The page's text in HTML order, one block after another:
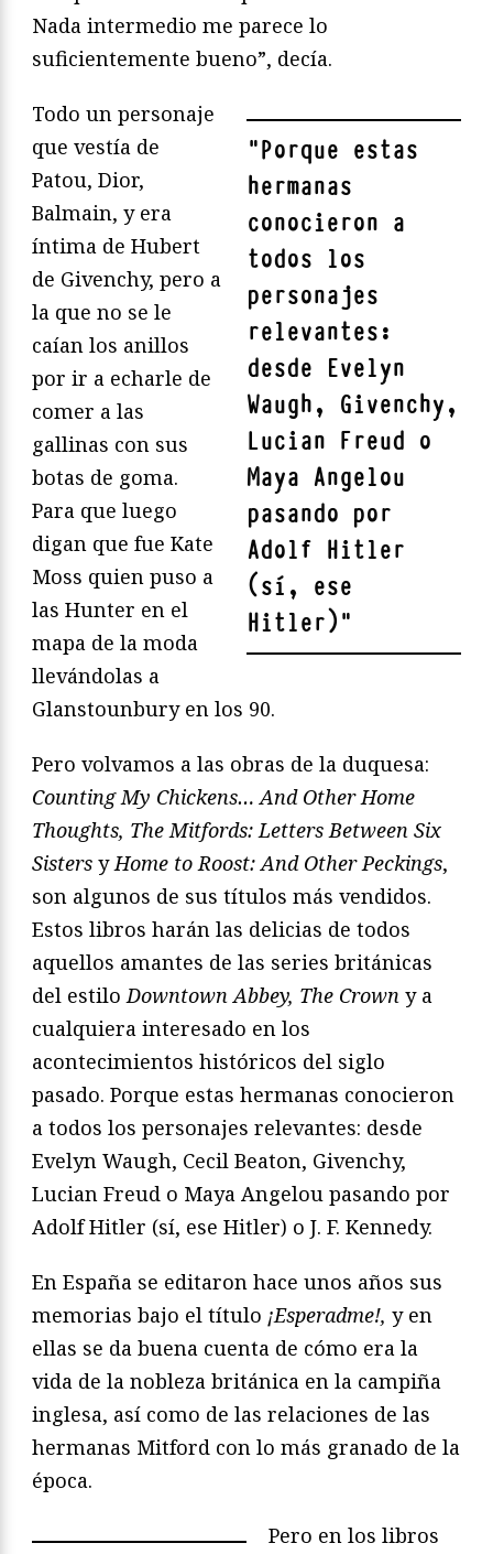
Nada intermedio me parece lo
suficientemente bueno”, decía.
"Porque estas
hermanas
conocieron a
todos los
personajes
relevantes:
desde Evelyn
Waugh, Givenchy,
Lucian Freud o
Maya Angelou
pasando por
Adolf Hitler
(sí, ese
Hitler)"
Todo un personaje
que vestía de
Patou, Dior,
Balmain, y era
íntima de Hubert
de Givenchy, pero a
la que no se le
caían los anillos
por ir a echarle de
comer a las
gallinas con sus
botas de goma.
Para que luego
digan que fue Kate
Moss quien puso a
las Hunter en el
mapa de la moda
llevándolas a
Glanstounbury en los 90.
Pero volvamos a las obras de la duquesa:
Counting My Chickens… And Other Home
Thoughts, The Mitfords: Letters Between Six
Sisters yHome to Roost: And Other Peckings,
son algunos de sus títulos más vendidos.
Estos libros harán las delicias de todos
aquellos amantes de las series británicas
del estiloDowntown Abbey, The Crown y a
cualquiera interesado en los
acontecimientos históricos del siglo
pasado. Porque estas hermanas conocieron
a todos los personajes relevantes: desde
Evelyn Waugh, Cecil Beaton, Givenchy,
Lucian Freud o Maya Angelou pasando por
Adolf Hitler (sí, ese Hitler) o J. F. Kennedy.
En España se editaron hace unos años sus
memorias bajo el título ¡Esperadme!, y en
ellas se da buena cuenta de cómo era la
vida de la nobleza británica en la campiña
inglesa, así como de las relaciones de las
hermanas Mitford con lo más granado de la
época.
Pero en los libros